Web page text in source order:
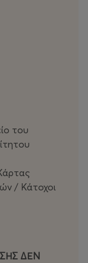
του
/ Κάτοχοι
ΔΕΝ